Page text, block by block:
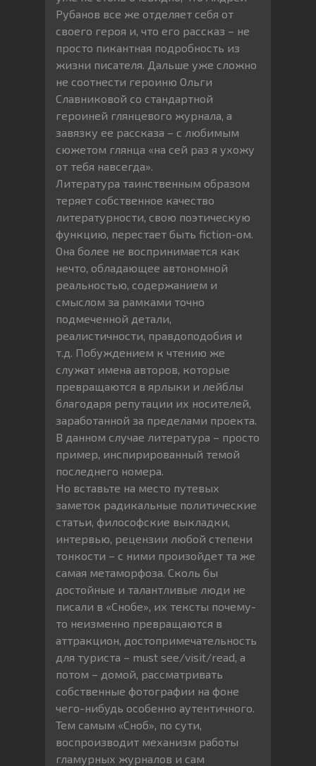
Рубанов все же отделяет себя от
своего героя и, что его рассказ – не
просто пикантная подробность из
жизни писателя. Дальше уже сложно
не соотнести героиню Ольги
Славниковой со стандартной
героиней глянцевого журнала, а
завязку ее рассказа – с любимым
сюжетом глянца «на сей раз я ухожу
от тебя навсегда».
Литература таинственным образом
теряет собственное качество
литературности, свою поэтическую
функцию, перестает быть fiction-ом.
Она более не воспринимается как
нечто, обладающее автономной
реальностью, содержанием и
смыслом за рамками точно
подмеченной детали,
реалистичности, правдоподобия и
т.д. Побуждением к чтению же
служат имена авторов, которые
превращаются в ярлыки и лейблы
благодаря репутации их носителей,
заработанной за пределами проекта.
В данном случае литература – просто
пример, инспирированный темой
последнего номера.
Но вставьте на место путевых
заметок радикальные политические
статьи, философские выкладки,
интервью, рецензии любой степени
тонкости – с ними произойдет та же
самая метаморфоза. Сколь бы
достойные и талантливые люди не
писали в «Снобе», их тексты почему-
то неизменно превращаются в
аттракцион, достопримечательность
для туриста – must see/visit/read, а
потом – домой, рассматривать
собственные фотографии на фоне
чего-нибудь особенно аутентичного.
Тем самым «Сноб», по сути,
воспроизводит механизм работы
гламурных журналов и сам